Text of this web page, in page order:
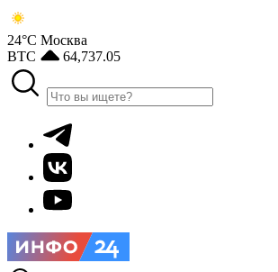
24°С Москва
BTC
64,737.05